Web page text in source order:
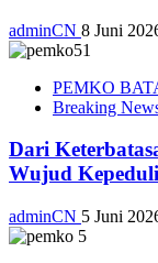
adminCN 8 Juni
PEMKO
Breaking
Dari
Wujud
adminCN 5 Juni